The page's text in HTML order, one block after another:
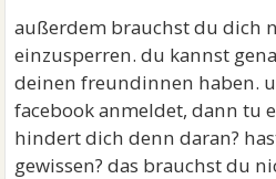
außerdem brauchst du dich
einzusperren. du kannst
deinen freundinnen haben.
facebook anmeldet, dann tu
hindert dich denn daran?
gewissen? das brauchst du